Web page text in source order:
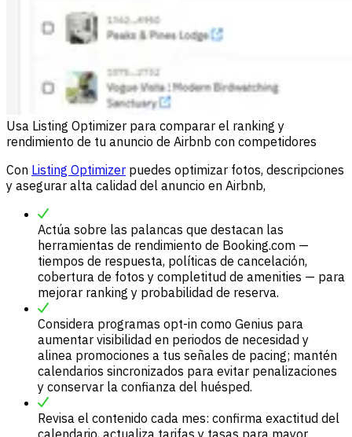
Usa Listing Optimizer para comparar el ranking y
rendimiento de tu anuncio de Airbnb con competidores
Con Listing Optimizer puedes optimizar fotos, descripciones
y asegurar alta calidad del anuncio en Airbnb,
Actúa sobre las palancas que destacan las
herramientas de rendimiento de Booking.com —
tiempos de respuesta, políticas de cancelación,
cobertura de fotos y completitud de amenities — para
mejorar ranking y probabilidad de reserva.
Considera programas opt-in como Genius para
aumentar visibilidad en periodos de necesidad y
alinea promociones a tus señales de pacing; mantén
calendarios sincronizados para evitar penalizaciones
y conservar la confianza del huésped.
Revisa el contenido cada mes: confirma exactitud del
calendario, actualiza tarifas y tasas para mayor